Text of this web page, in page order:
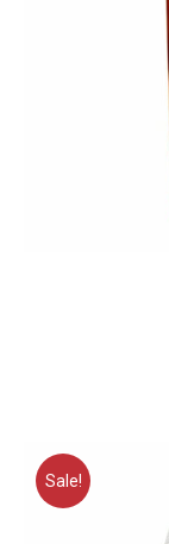
Sale!